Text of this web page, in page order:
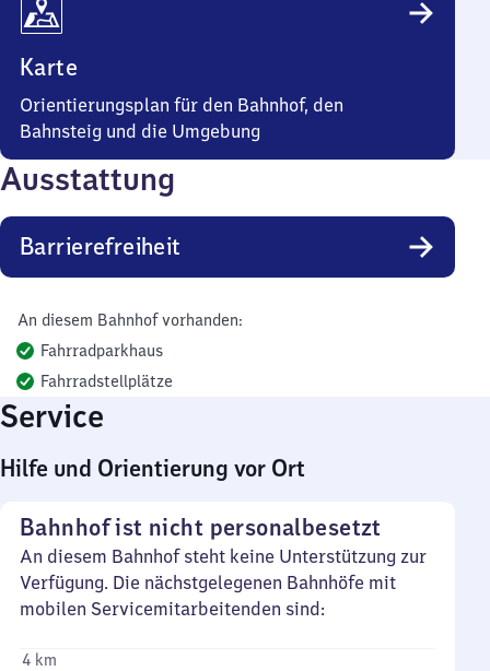
Karte
Orientierungsplan für den Bahnhof, den
Bahnsteig und die Umgebung
Ausstattung
Barrierefreiheit
An diesem Bahnhof vorhanden:
Fahrradparkhaus
Fahrradstellplätze
Service
Hilfe und Orientierung vor Ort
Bahnhof ist nicht personalbesetzt
An diesem Bahnhof steht keine Unterstützung zur
Verfügung. Die nächstgelegenen Bahnhöfe mit
mobilen Servicemitarbeitenden sind:
4 km